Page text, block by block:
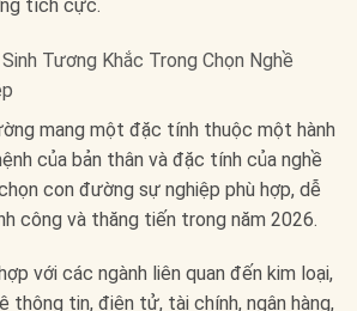
tích cực.
Tương Khắc Trong Chọn Nghề
mang một đặc tính thuộc một hành
của bản thân và đặc tính của nghề
con đường sự nghiệp phù hợp, dễ
công và thăng tiến trong năm 2026.
với các ngành liên quan đến kim loại,
thông tin, điện tử, tài chính, ngân hàng,